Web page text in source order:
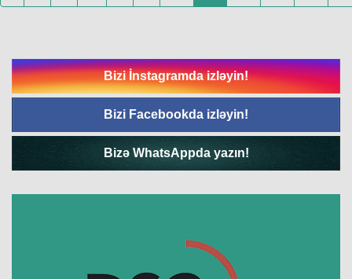
Bizi İnstagramda izləyin!
Bizi Facebookda izləyin!
Bizə WhatsAppda yazın!